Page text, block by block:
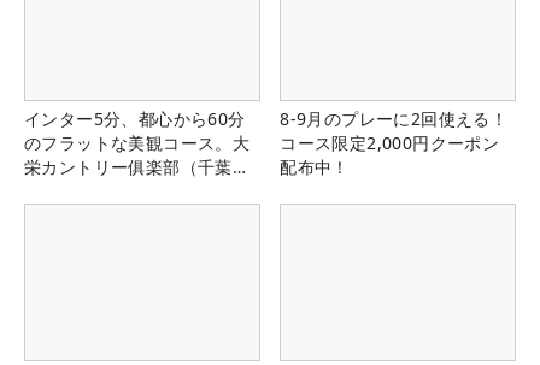
インター5分、都心から60分
のフラットな美観コース。大
栄カントリー俱楽部（千葉
8-9月のプレーに2回使える！
コース限定2,000円クーポン
配布中！